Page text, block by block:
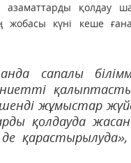
қолдау
жобасы күні кеше
сапалы
жұмыстар
қолдауда
де